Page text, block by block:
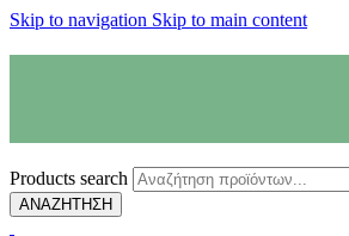
Skip to navigation Skip to main content
Products search
ΑΝΑΖΗΤΗΣΗ